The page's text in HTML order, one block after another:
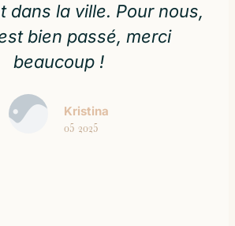
dans la ville. Pour nous,
bien passé, merci
beaucoup !
Kristina
05 2025